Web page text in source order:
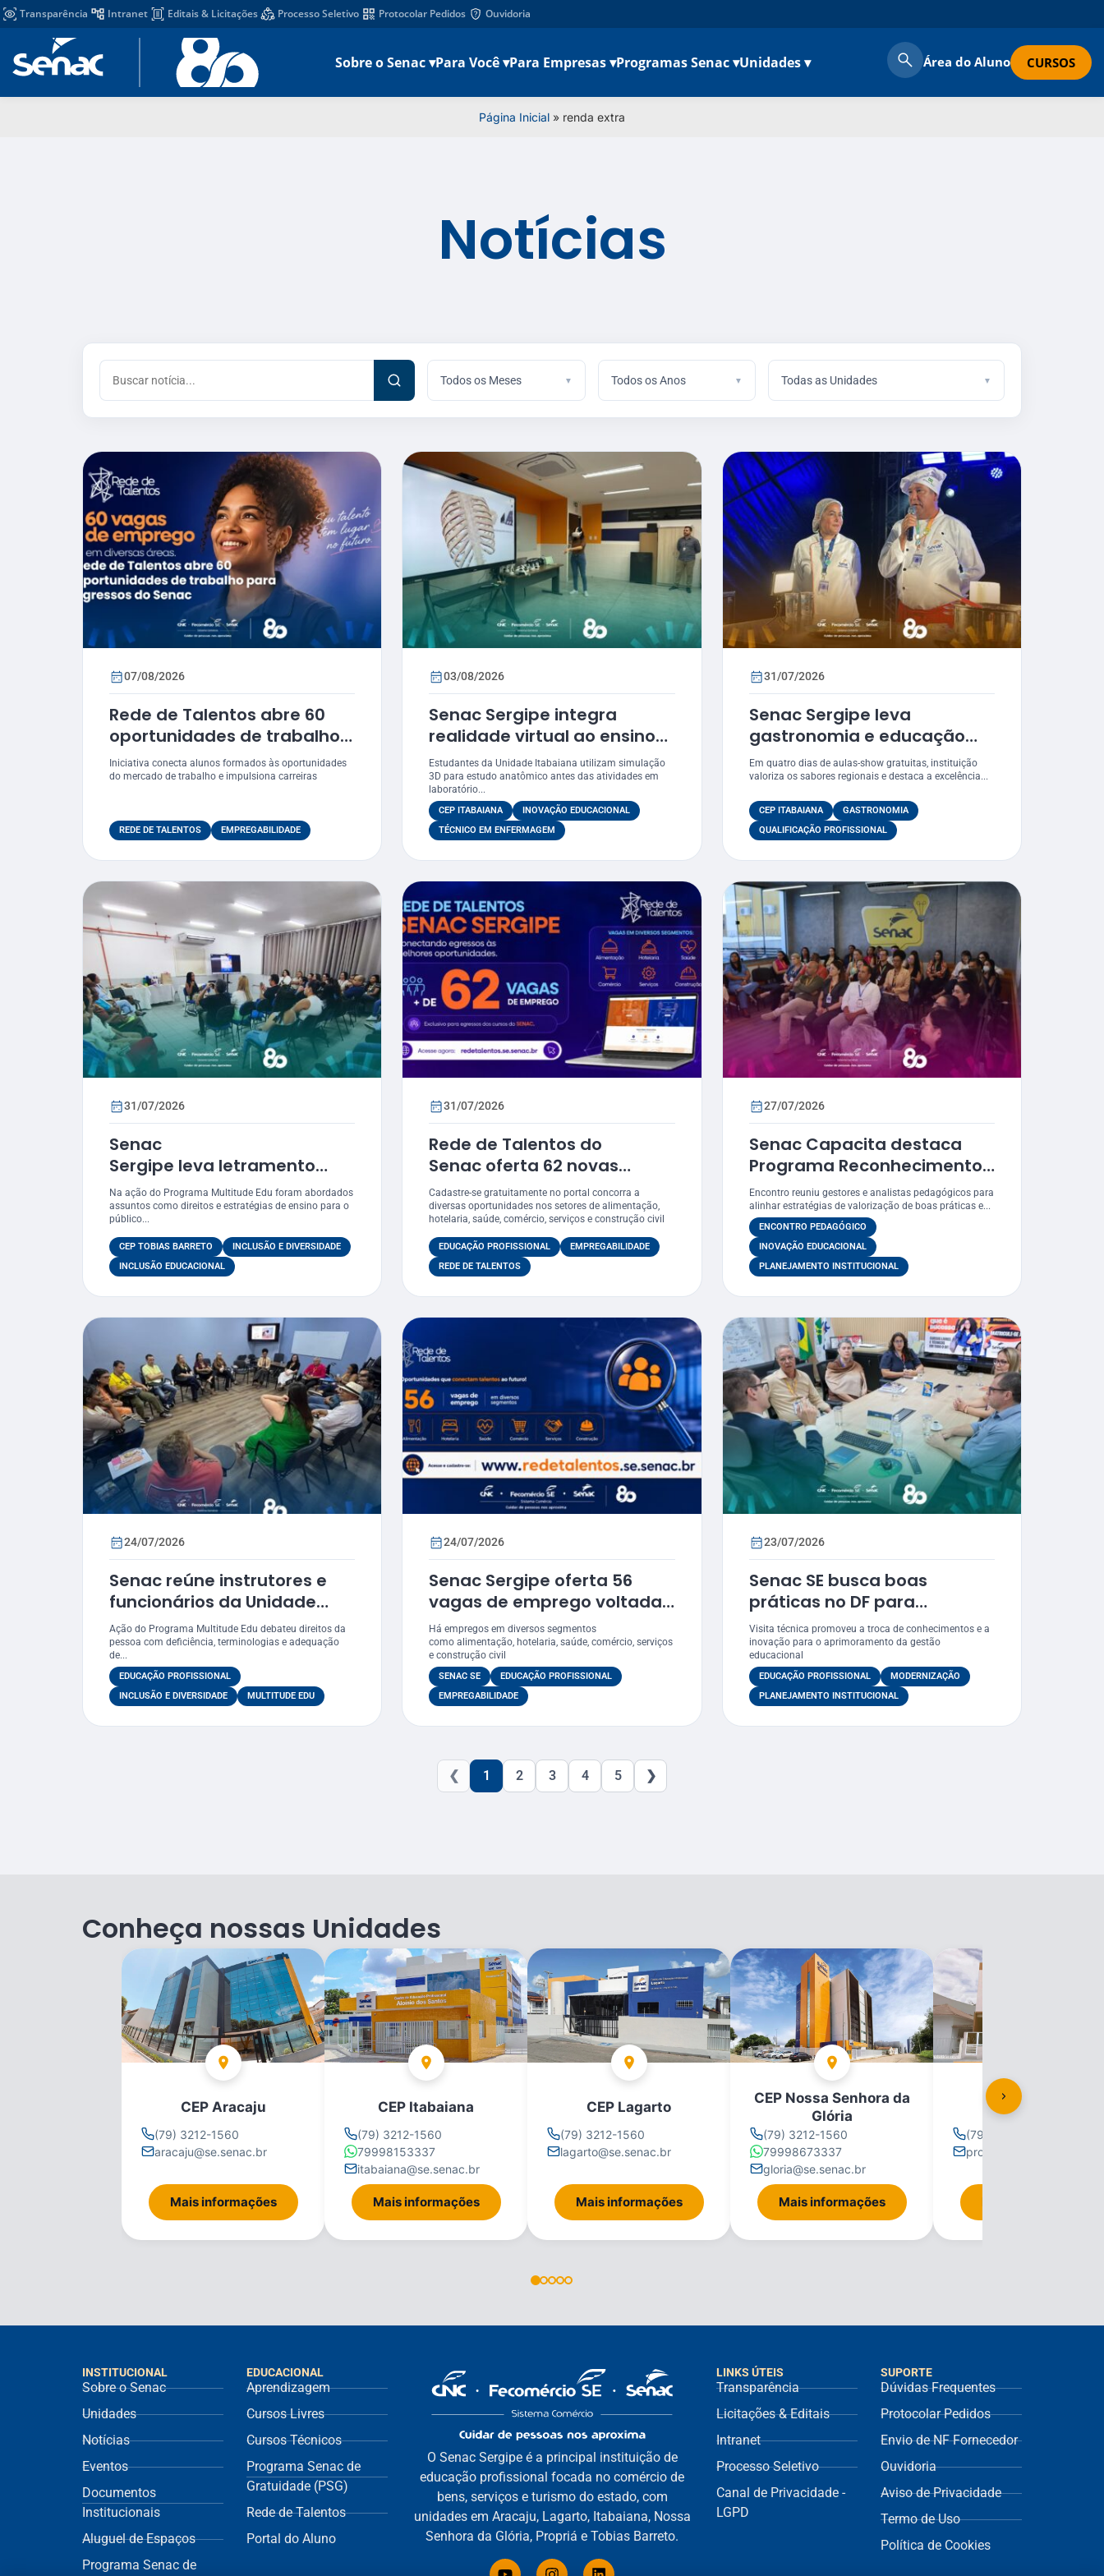
Transparência Intranet Editais & Licitações Processo Seletivo Protocolar Pedidos Ouvidoria
Sobre o Senac ▾Para Você ▾Para Empresas ▾Programas Senac ▾Unidades ▾ Área do Aluno CURSOS
Página Inicial » renda extra
Notícias
Todos os Meses Todos os Anos Todas as Unidades
07/08/2026
Rede de Talentos abre 60
oportunidades de trabalho
para egressos do Senac
Iniciativa conecta alunos formados às oportunidades
do mercado de trabalho e impulsiona carreiras
REDE DE TALENTOS EMPREGABILIDADE
03/08/2026
Senac Sergipe integra
realidade virtual ao ensino
de anatomia no curso de
Enfermagem
Estudantes da Unidade Itabaiana utilizam simulação
3D para estudo anatômico antes das atividades em
laboratório...
CEP ITABAIANA
INOVAÇÃO EDUCACIONAL
TÉCNICO EM ENFERMAGEM
31/07/2026
Senac Sergipe leva
gastronomia e educação
profissional ao Festival
Gastronômico de Itabaiana
2026
Em quatro dias de aulas-show gratuitas, instituição
valoriza os sabores regionais e destaca a excelência...
CEP ITABAIANA
GASTRONOMIA
QUALIFICAÇÃO PROFISSIONAL
31/07/2026
Senac
Sergipe leva letramento
com
foco LGBTQIAPN+ para funcionários
do CEP Tobias Barreto
Na ação do Programa Multitude Edu foram abordados
assuntos como direitos e estratégias de ensino para o
público...
CEP TOBIAS BARRETO
INCLUSÃO E DIVERSIDADE
INCLUSÃO EDUCACIONAL
31/07/2026
Rede de Talentos do
Senac oferta 62 novas
vagas de emprego em
Sergipe
Cadastre-se gratuitamente no portal concorra a
diversas oportunidades nos setores de alimentação,
hotelaria, saúde, comércio, serviços e construção civil
EDUCAÇÃO PROFISSIONAL
EMPREGABILIDADE
REDE DE TALENTOS
27/07/2026
Senac Capacita destaca
Programa Reconhecimento
– Prêmio Atena como
estratégia para valorizar
práticas educacionais
Encontro reuniu gestores e analistas pedagógicos para
alinhar estratégias de valorização de boas práticas e...
ENCONTRO PEDAGÓGICO
INOVAÇÃO EDUCACIONAL
PLANEJAMENTO INSTITUCIONAL
24/07/2026
Senac reúne instrutores e
funcionários da Unidade
Móvel em oficina sobre
práticas inclusivas e
acessibilidade
Ação do Programa Multitude Edu debateu direitos da
pessoa com deficiência, terminologias e adequação
de...
EDUCAÇÃO PROFISSIONAL
INCLUSÃO E DIVERSIDADE
MULTITUDE EDU
24/07/2026
Senac Sergipe oferta 56
vagas de emprego voltadas
para egressos
Há empregos em diversos segmentos
como alimentação, hotelaria, saúde, comércio, serviços
e construção civil
SENAC SE
EDUCAÇÃO PROFISSIONAL
EMPREGABILIDADE
23/07/2026
Senac SE busca boas
práticas no DF para
impulsionar a eficiência e a
modernização dos seus
processos
Visita técnica promoveu a troca de conhecimentos e a
inovação para o aprimoramento da gestão
educacional
EDUCAÇÃO PROFISSIONAL
MODERNIZAÇÃO
PLANEJAMENTO INSTITUCIONAL
❮ 1 2 3 4 5 ❯
Conheça nossas Unidades
CEP Aracaju
(79) 3212-1560
aracaju@se.senac.br
Mais informações
CEP Itabaiana
(79) 3212-1560
79998153337
itabaiana@se.senac.br
Mais informações
CEP Lagarto
(79) 3212-1560
lagarto@se.senac.br
Mais informações
CEP Nossa Senhora da
Glória
(79) 3212-1560
79998673337
gloria@se.senac.br
Mais informações
CEP Propriá
(79) 3212-1560
propria@se.senac.br
INSTITUCIONAL
Sobre o Senac
Unidades
Notícias
Eventos
Documentos
Institucionais
Aluguel de Espaços
Programa Senac de
EDUCACIONAL
Aprendizagem
Cursos Livres
Cursos Técnicos
Programa Senac de
Gratuidade (PSG)
Rede de Talentos
Portal do Aluno
O Senac Sergipe é a principal instituição de
educação profissional focada no comércio de
bens, serviços e turismo do estado, com
unidades em Aracaju, Lagarto, Itabaiana, Nossa
Senhora da Glória, Propriá e Tobias Barreto.
LINKS ÚTEIS
Transparência
Licitações & Editais
Intranet
Processo Seletivo
Canal de Privacidade -
LGPD
SUPORTE
Dúvidas Frequentes
Protocolar Pedidos
Envio de NF Fornecedor
Ouvidoria
Aviso de Privacidade
Termo de Uso
Política de Cookies